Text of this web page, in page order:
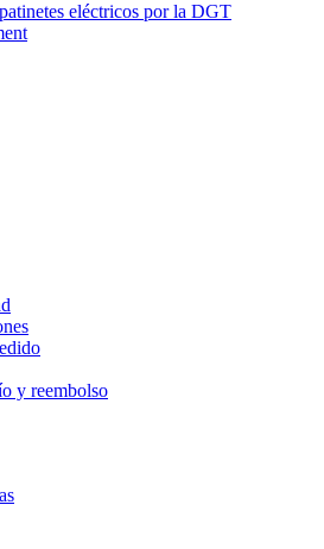
eléctricos por la DGT
y reembolso